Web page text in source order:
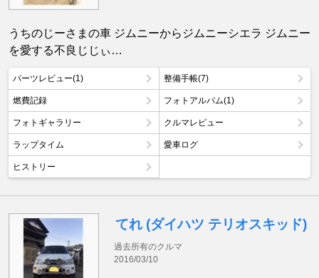
うちのじーさまの車 ジムニーからジムニーシエラ ジムニー
を愛する不良じじぃ…
パーツレビュー(1) 整備手帳(7)
燃費記録 フォトアルバム(1)
フォトギャラリー クルマレビュー
ラップタイム 愛車ログ
ヒストリー
てれ (ダイハツ テリオスキッド)
過去所有のクルマ
2016/03/10